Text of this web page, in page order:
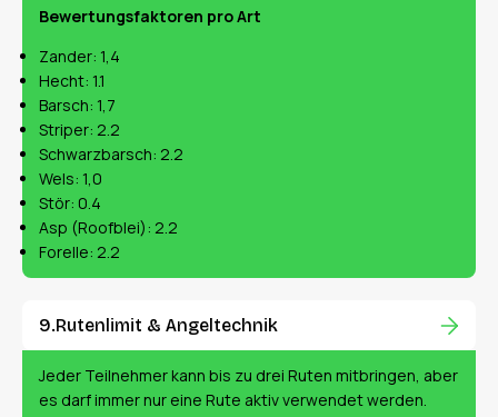
Bewertungsfaktoren pro Art
Zander: 1,4
Hecht: 1.1
Barsch: 1,7
Striper: 2.2
Schwarzbarsch: 2.2
Wels: 1,0
Stör: 0.4
Asp (Roofblei): 2.2
Forelle: 2.2
Rutenlimit & Angeltechnik
Jeder Teilnehmer kann bis zu drei Ruten mitbringen, aber
es darf immer nur eine Rute aktiv verwendet werden.